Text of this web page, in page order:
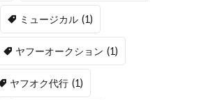
ミュージカル (1)
ヤフーオークション (1)
ヤフオク代行 (1)